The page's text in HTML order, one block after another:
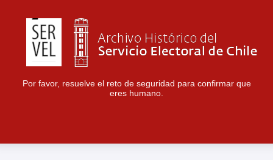
Por favor, resuelve el reto de seguridad para confirmar que
eres humano.